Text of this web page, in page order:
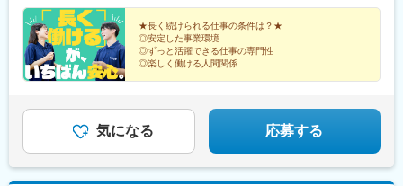
重県津市▼関西京都府京都市下京区大阪府吹田市大阪府堺市北区
兵庫県神戸市中央区▼中国・四国岡山県岡山市北区広島県広島市
南区愛媛県松山市▼九州福岡県福岡市中央区長崎県長崎市熊本県
熊本市中央区鹿児島県鹿児島市※本人の意思に反した会社側からの
一方的な転勤指示はございません必ず本人と相談、合意の上での
対策：各拠点にあり
本線)、宇都宮駅東口駅、船橋駅、八王子駅、馬車道駅、南富山駅
前駅、西松本駅、名鉄一宮駅、烏丸駅、百舌鳥八幡駅、春日野道
駅(阪急線)、東中央町駅、比治山下駅、ＪＲ松山駅前駅、めがね橋
駅、鹿児島中央駅前駅、宇都宮駅、大神宮下駅、日本大通り駅、
北松本駅、西一宮駅、四条駅(京都市営)、百舌鳥駅、新西大寺町筋
★長く続けられる仕事の条件は？★
◎安定した事業環境
◎ずっと活躍できる仕事の専門性
◎楽しく働ける人間関係
条件がトータルにそろった当社で、家計見直しのプロへ
とステップアップしませんか。
気になる 応募する